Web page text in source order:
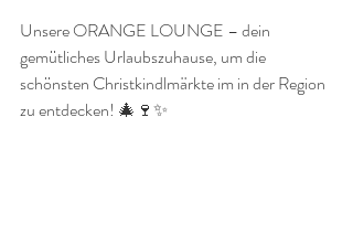
Unsere ORANGE LOUNGE – dein
gemütliches Urlaubszuhause, um die
schönsten Christkindlmärkte im in der Region
zu entdecken! 🎄🍷✨